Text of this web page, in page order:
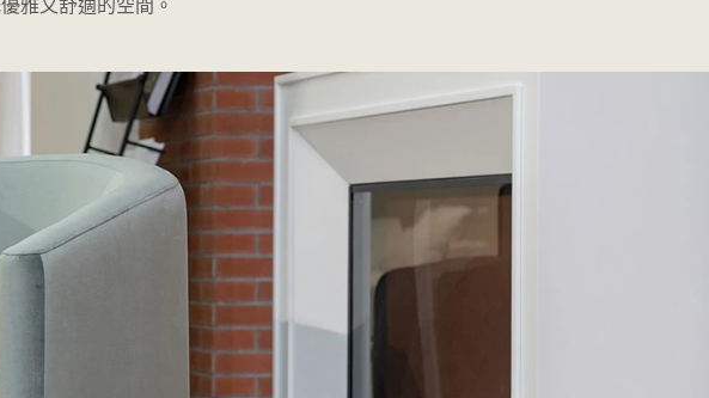
雅又舒適的空間。